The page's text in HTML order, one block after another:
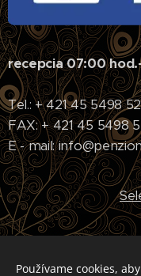
recepcia 07:00
Tel.: + 421 45 5498
FAX: + 421 45 5498
E - mail:
Používame cookies,